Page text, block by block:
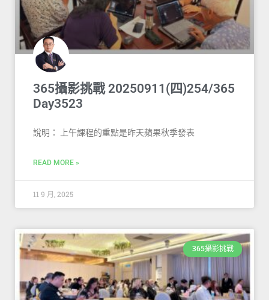
365攝影挑戰 20250911(四)254/365
Day3523
說明： 上午課程的重點是昨天蘋果秋季發表
READ MORE »
11 9 月, 2025
365攝影挑戰